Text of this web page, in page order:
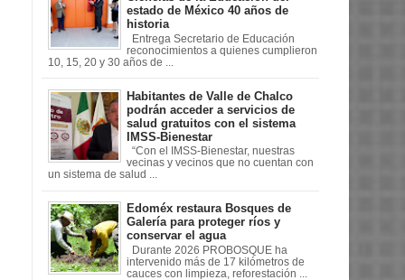
estado de México 40 años de
historia
Entrega Secretario de Educación
reconocimientos a quienes cumplieron
10, 15, 20 y 30 años de ...
Habitantes de Valle de Chalco
podrán acceder a servicios de
salud gratuitos con el sistema
IMSS-Bienestar
“Con el IMSS-Bienestar, nuestras
vecinas y vecinos que no cuentan con
un sistema de salud ...
Edoméx restaura Bosques de
Galería para proteger ríos y
conservar el agua
Durante 2026 PROBOSQUE ha
intervenido más de 17 kilómetros de
cauces con limpieza, reforestación ...